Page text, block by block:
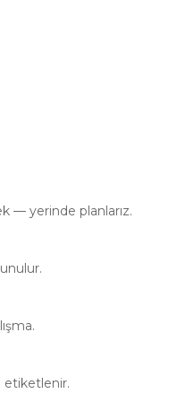
— yerinde planlarız.
etiketlenir.